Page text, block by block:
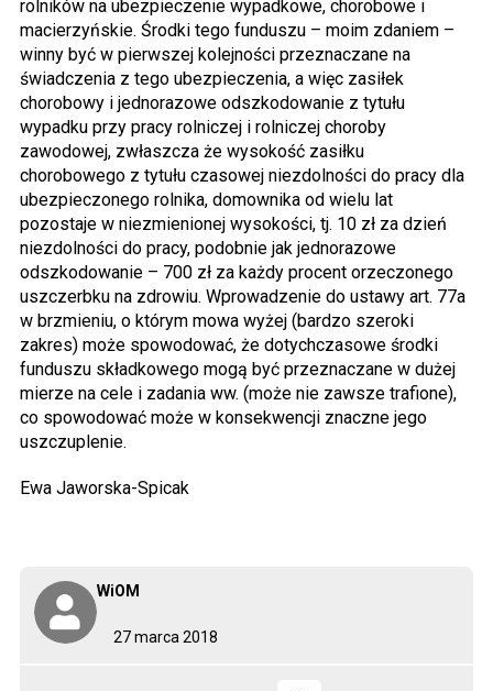
27 marca 2018
WiOM
rolników na ubezpieczenie wypadkowe, chorobowe i
macierzyńskie. Środki tego funduszu – moim zdaniem –
winny być w pierwszej kolejności przeznaczane na
świadczenia z tego ubezpieczenia, a więc zasiłek
chorobowy i jednorazowe odszkodowanie z tytułu
wypadku przy pracy rolniczej i rolniczej choroby
zawodowej, zwłaszcza że wysokość zasiłku
chorobowego z tytułu czasowej niezdolności do pracy dla
ubezpieczonego rolnika, domownika od wielu lat
pozostaje w niezmienionej wysokości, tj. 10 zł za dzień
niezdolności do pracy, podobnie jak jednorazowe
odszkodowanie – 700 zł za każdy procent orzeczonego
uszczerbku na zdrowiu. Wprowadzenie do ustawy art. 77a
w brzmieniu, o którym mowa wyżej (bardzo szeroki
zakres) może spowodować, że dotychczasowe środki
funduszu składkowego mogą być przeznaczane w dużej
mierze na cele i zadania ww. (może nie zawsze trafione),
co spowodować może w konsekwencji znaczne jego
uszczuplenie.
Ewa Jaworska-Spicak